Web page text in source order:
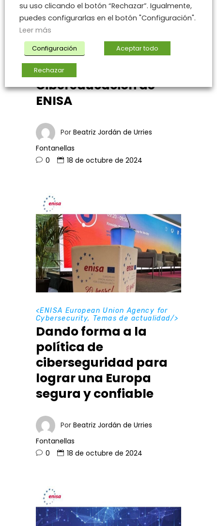
<ENISA European Union Agency for
Cybersecurity
Temas de actualidad/>
Plataforma de
Cibereducación de
ENISA
Por Beatriz Jordán de Urries
Fontanellas
0
18 de octubre de 2024
<ENISA European Union Agency for
Cybersecurity, Temas de actualidad/>
Dando forma a la
política de
ciberseguridad para
lograr una Europa
segura y confiable
Por Beatriz Jordán de Urries
Fontanellas
0
18 de octubre de 2024
su uso clicando el botón “Rechazar”. Igualmente,
puedes configurarlas en el botón "Configuración".
Leer más
Configuración Aceptar todo
Rechazar